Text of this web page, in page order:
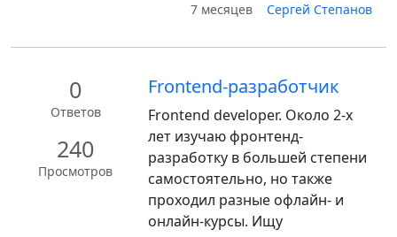
7 месяцев Сергей Степанов
0
Ответов
240
Просмотров
Frontend-разработчик
Frontend developer. Около 2-х
лет изучаю фронтенд-
разработку в большей степени
самостоятельно, но также
проходил разные офлайн- и
онлайн-курсы. Ищу